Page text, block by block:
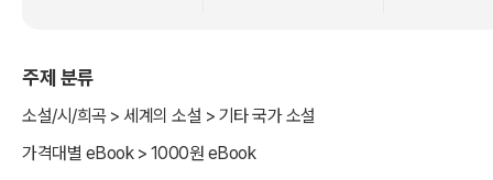
도 널리 읽히고 있다.
<그림 동화> 초판본은 잔혹성과 선정적인 묘사가 자주 등장한다.
비단, 독일 뿐만이 나니라 유럽의 여러나라 그리고 우리나라의 옛 민담
주제 분류
소설/시/희곡 > 세계의 소설 > 기타 국가 소설
가격대별 eBook > 1000원 eBook